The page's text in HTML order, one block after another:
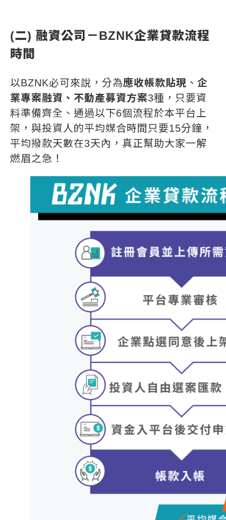
(二) 融資公司－BZNK企業貸款流程
時間
以BZNK必可來說，分為應收帳款貼現 、 企
業專案融資、不動產募資方案3種，只要資
料準備齊全、通過以下6個流程於本平台上
架，與投資人的平均媒合時間只要15分鐘，
平均撥款天數在3天內，真正幫助大家一解
燃眉之急！